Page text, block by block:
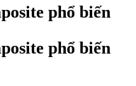
phổ biến
phổ biến